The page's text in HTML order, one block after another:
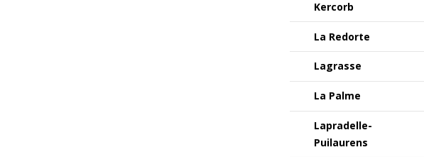
Kercorb
La Redorte
Lagrasse
La Palme
Lapradelle-
Puilaurens